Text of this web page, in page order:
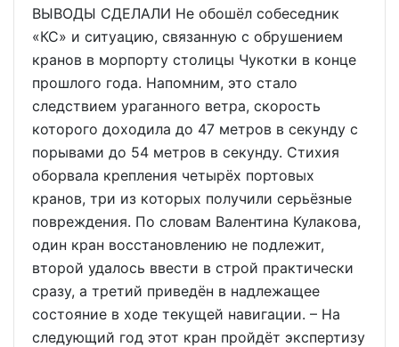
ВЫВОДЫ СДЕЛАЛИ Не обошёл собеседник
«КС» и ситуацию, связанную с обрушением
кранов в морпорту столицы Чукотки в конце
прошлого года. Напомним, это стало
следствием ураганного ветра, скорость
которого доходила до 47 метров в секунду с
порывами до 54 метров в секунду. Стихия
оборвала крепления четырёх портовых
кранов, три из которых получили серьёзные
повреждения. По словам Валентина Кулакова,
один кран восстановлению не подлежит,
второй удалось ввести в строй практически
сразу, а третий приведён в надлежащее
состояние в ходе текущей навигации. – На
следующий год этот кран пройдёт экспертизу